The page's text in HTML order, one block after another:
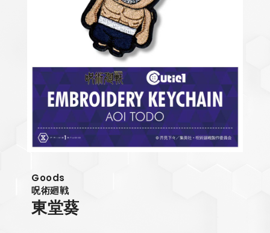
Goods
呪術廻戦
東堂葵